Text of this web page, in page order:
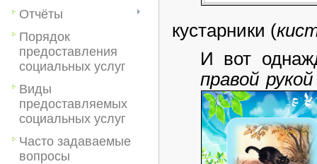
Отчёты
Порядок
предоставления
социальных услуг
Виды
предоставляемых
социальных услуг
Часто задаваемые
вопросы
кустарники (
И вот
правой